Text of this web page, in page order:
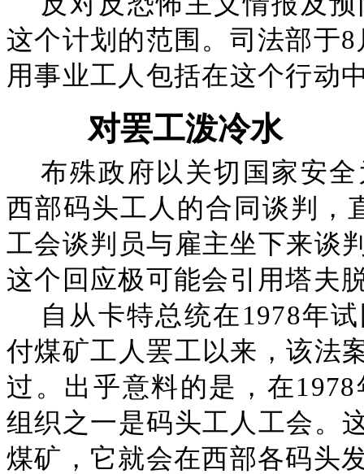
这个计划的范围。司法部于
用事业工人包括在这个行动
对罢工泼冷水
布殊政府以关切国家安
西部码头工人的合同谈判，
工会谈判员与雇主坐下来谈
这个回应极可能会引用塔
自从卡特总统在1978年
付煤矿工人罢工以来，该法
过。出乎意料的是，在
组织之一是码头工人工会。
煤矿，它就会在西部各码头